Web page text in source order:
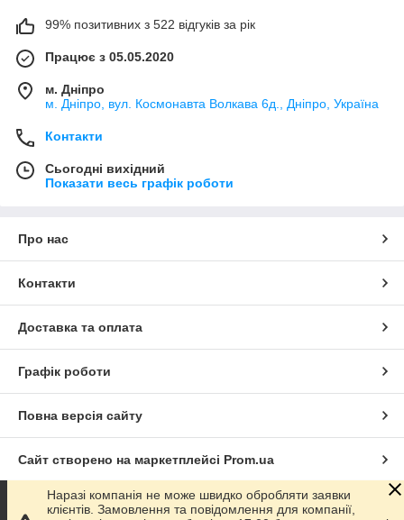
Чому ми?
У нашому магазині Ви знайдете тільки
«AKURA», «АТАКА», «arthur
ANDERSEN», «Polenghi», - «PEARL
автентичних азіатських ресторанів.
Що варто спробувати в першу
99% позитивних з 522 відгуків за рік
Працює з 05.05.2020
м. Дніпро
м. Дніпро, вул. Космонавта Волкава 6д., Дніпро, Україна
Контакти
Сьогодні вихідний
Показати весь графік роботи
Про нас
Контакти
Доставка та оплата
Графік роботи
Повна версія сайту
Сайт створено на маркетплейсі Prom.ua
Політика конфіденційності
Наразі компанія не може швидко обробляти заявки
клієнтів. Замовлення та повідомлення для компанії,